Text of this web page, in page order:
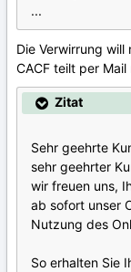
...
Die Verwirrung will
CACF teilt per Mail
Zitat
Sehr geehrte
sehr geehrter
wir freuen uns,
ab sofort unser
Nutzung des
So erhalten Sie